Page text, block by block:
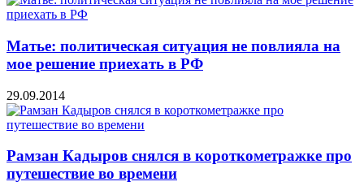
Матье: политическая ситуация не повлияла на
мое решение приехать в РФ
29.09.2014
Рамзан Кадыров снялся в короткометражке про
путешествие во времени